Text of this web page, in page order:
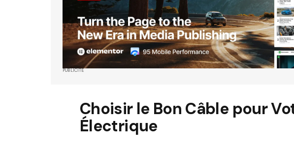
PUBLICITÉ
Choisir le Bon Câble pour
Électrique